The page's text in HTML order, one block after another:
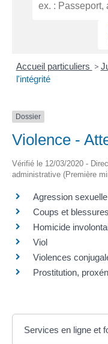
Accueil particuliers >
l'intégrité
Dossier
Violence -
Vérifié le 12/03/2020 -
administrative (Première
Agression sexuelle
Coups et blessures
Homicide
Viol
Violences
Prostitution,
Services en ligne et